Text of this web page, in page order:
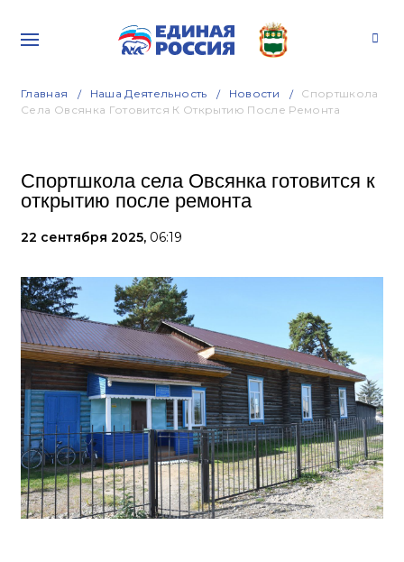
Главная Наша Деятельность Новости
Спортшкола
Села Овсянка Готовится К Открытию После Ремонта
Спортшкола села Овсянка готовится к
открытию после ремонта
22 сентября 2025, 06:19